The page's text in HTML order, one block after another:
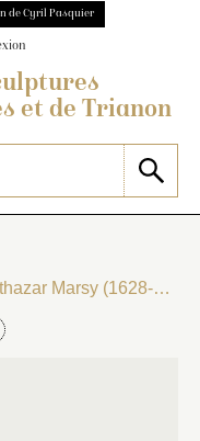
de Cyril Pasquier
et de Trianon
Gaspard Marsy (1624-1681) et Balthazar Marsy (1628-1674)